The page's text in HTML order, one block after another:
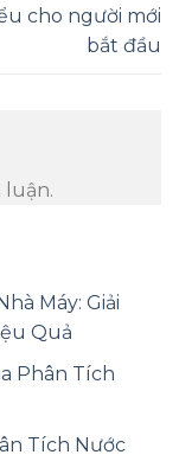
cho người mới
bắt đầu
luận.
Máy: Giải
Quả
Phân Tích
Tích Nước